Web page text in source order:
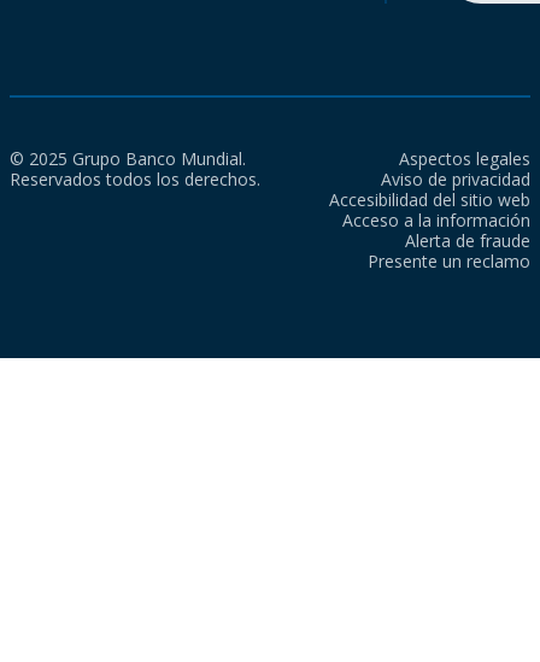
© 2025 Grupo Banco Mundial.
Reservados todos los derechos.
Aspectos legales
Aviso de privacidad
Accesibilidad del sitio web
Acceso a la información
Alerta de fraude
Presente un reclamo